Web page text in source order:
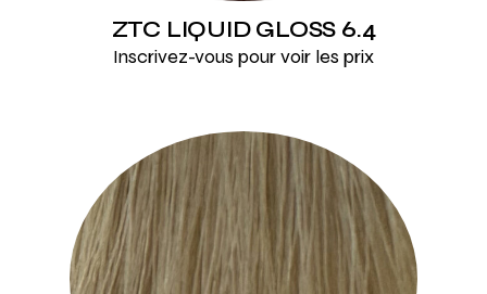
ZTC LIQUID GLOSS 6.4
Inscrivez-vous pour voir les prix